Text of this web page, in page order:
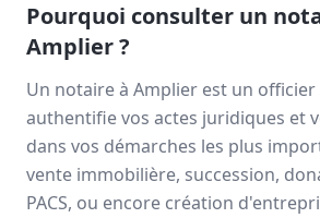
Pourquoi consulter un
Amplier?
Un notaire à Amplier est un
authentifie vos actes juridiques et
dans vos démarches les plus
vente immobilière, succession,
PACS, ou encore création